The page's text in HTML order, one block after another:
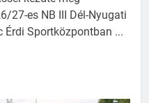
27-es NB III Dél-Nyugati
Érdi Sportközpontban ...